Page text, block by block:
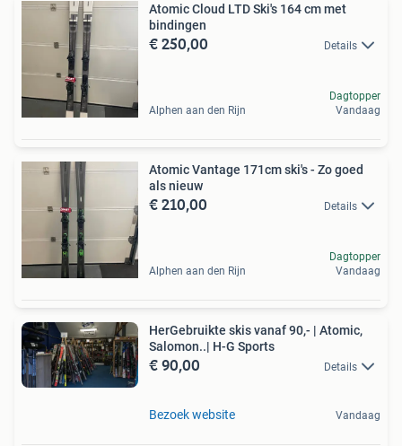
Atomic Cloud LTD Ski's 164 cm met
bindingen
€ 250,00 Details
Alphen aan den Rijn
Dagtopper
Vandaag
Atomic Vantage 171cm ski's - Zo goed
als nieuw
€ 210,00 Details
Alphen aan den Rijn
Dagtopper
Vandaag
HerGebruikte skis vanaf 90,- | Atomic,
Salomon..| H-G Sports
€ 90,00 Details
Bezoek website Vandaag